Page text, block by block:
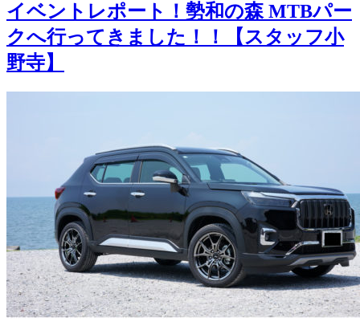
イベントレポート！勢和の森 MTBパー
クへ行ってきました！！【スタッフ小
野寺】